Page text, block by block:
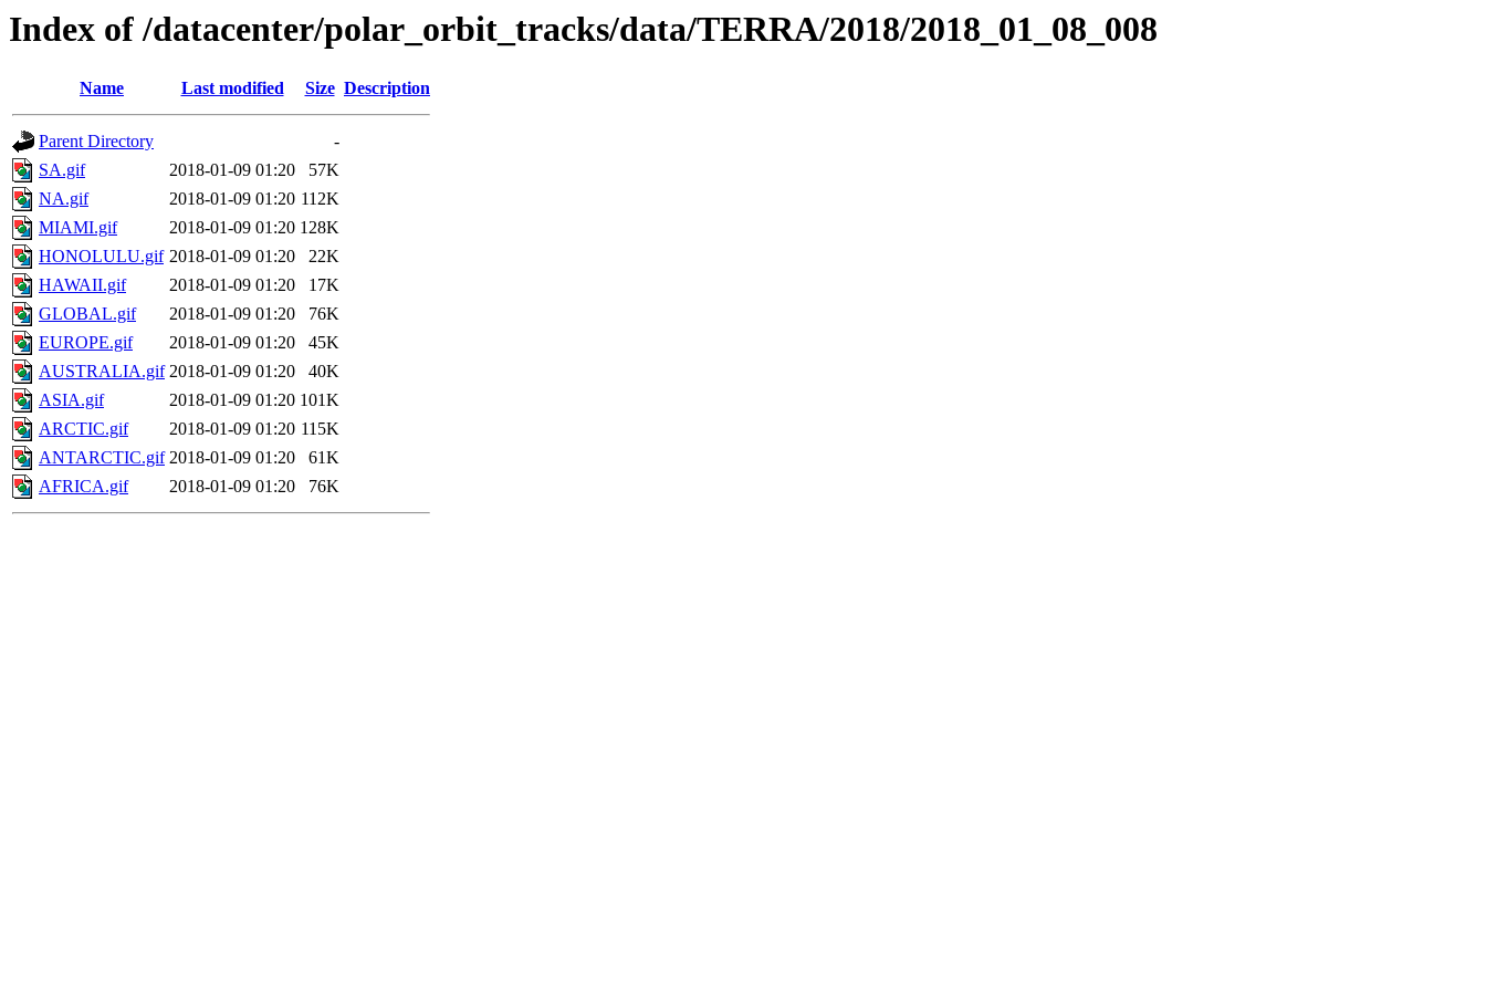
Index of /datacenter/polar_orbit_tracks/data/TERRA/2018/2018_01_08_008
Name Last modified Size Description
Parent Directory
-
SA.gif
2018-01-09 01:20
57K
NA.gif
2018-01-09 01:20 112K
MIAMI.gif
2018-01-09 01:20 128K
HONOLULU.gif 2018-01-09 01:20
22K
HAWAII.gif
2018-01-09 01:20
17K
GLOBAL.gif
2018-01-09 01:20
76K
EUROPE.gif
2018-01-09 01:20
45K
AUSTRALIA.gif 2018-01-09 01:20
40K
ASIA.gif
2018-01-09 01:20 101K
ARCTIC.gif
2018-01-09 01:20 115K
ANTARCTIC.gif 2018-01-09 01:20
61K
AFRICA.gif
2018-01-09 01:20 76K